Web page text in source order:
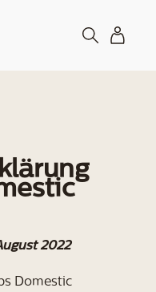
2022
Domestic